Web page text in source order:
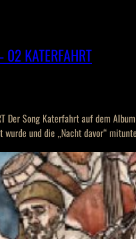
KATERFAHRT
Der Song Katerfahrt auf dem
wurde und die „Nacht davor“